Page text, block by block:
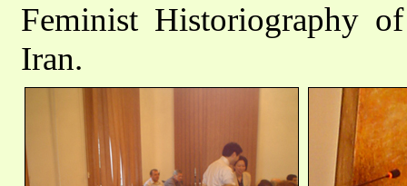
Feminist Historiography
Iran.